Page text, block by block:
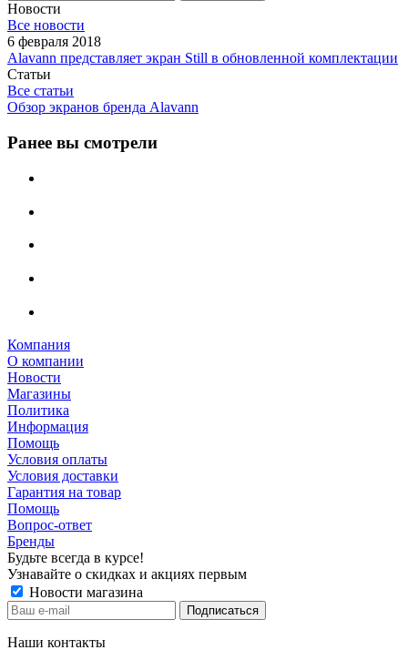
Новости
Все новости
6 февраля 2018
Alavann представляет экран Still в обновленной комплектации
Статьи
Все статьи
Обзор экранов бренда Alavann
Ранее вы смотрели
Компания
О компании
Новости
Магазины
Политика
Информация
Помощь
Условия оплаты
Условия доставки
Гарантия на товар
Помощь
Вопрос-ответ
Бренды
Будьте всегда в курсе!
Узнавайте о скидках и акциях первым
Новости магазина
Наши контакты